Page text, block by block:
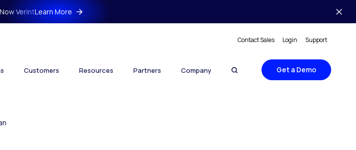
VerintLearn More
Contact Sales Login Support
Customers Resources Partners Company Get a Demo